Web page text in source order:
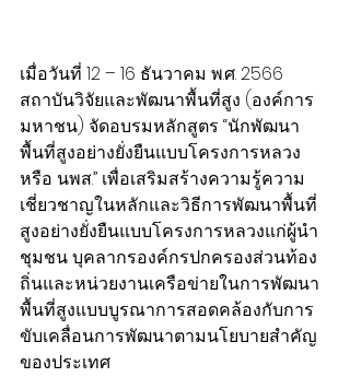
เมื่อวันที่ 12 – 16 ธันวาคม พ.ศ. 2566
สถาบันวิจัยและพัฒนาพื้นที่สูง (องค์การ
มหาชน) จัดอบรมหลักสูตร “นักพัฒนา
พื้นที่สูงอย่างยั่งยืนแบบโครงการหลวง
หรือ นพส.” เพื่อเสริมสร้างความรู้ความ
เชี่ยวชาญในหลักและวิธีการพัฒนาพื้นที่
สูงอย่างยั่งยืนแบบโครงการหลวงแก่ผู้นำ
ชุมชน บุคลากรองค์กรปกครองส่วนท้อง
ถิ่นและหน่วยงานเครือข่ายในการพัฒนา
พื้นที่สูงแบบบูรณาการสอดคล้องกับการ
ขับเคลื่อนการพัฒนาตามนโยบายสำคัญ
ของประเทศ